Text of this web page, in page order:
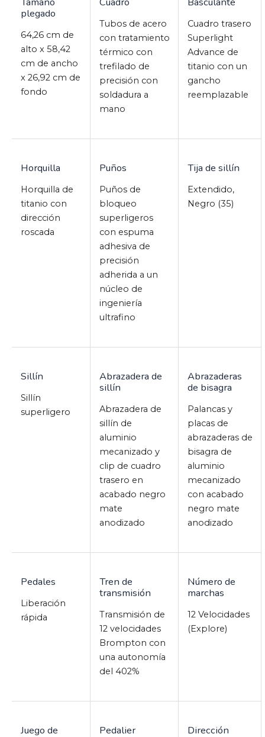
plegado
64,26 cm de
alto x 58,42
cm de ancho
x 26,92 cm de
fondo
Tubos de acero
con tratamiento
térmico con
trefilado de
precisión con
soldadura a
mano
Cuadro trasero
Superlight
Advance de
titanio con un
gancho
reemplazable
Horquilla
Horquilla de
titanio con
dirección
roscada
Puños
Puños de
bloqueo
superligeros
con espuma
adhesiva de
precisión
adherida a un
núcleo de
ingeniería
ultrafino
Tija de sillín
Extendido,
Negro (35)
Sillín
Sillín
superligero
Abrazadera de
sillín
Abrazadera de
sillín de
aluminio
mecanizado y
clip de cuadro
trasero en
acabado negro
mate
anodizado
Abrazaderas
de bisagra
Palancas y
placas de
abrazaderas de
bisagra de
aluminio
mecanizado
con acabado
negro mate
anodizado
Pedales
Liberación
rápida
Tren de
transmisión
Transmisión de
12 velocidades
Brompton con
una autonomía
del 402%
Número de
marchas
12 Velocidades
(Explore)
Juego de
Pedalier Dirección